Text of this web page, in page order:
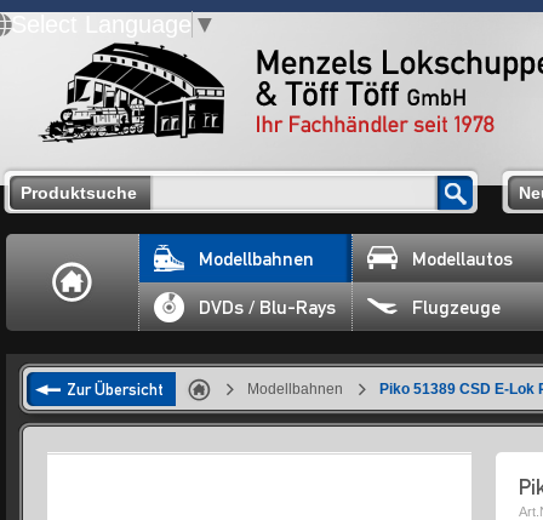
Select Language ▼
Produktsuche
Modellbahnen Modellautos
DVDs / Blu-Rays Flugzeuge
Zur Übersicht Modellbahnen Piko 51389 CSD E-Lok